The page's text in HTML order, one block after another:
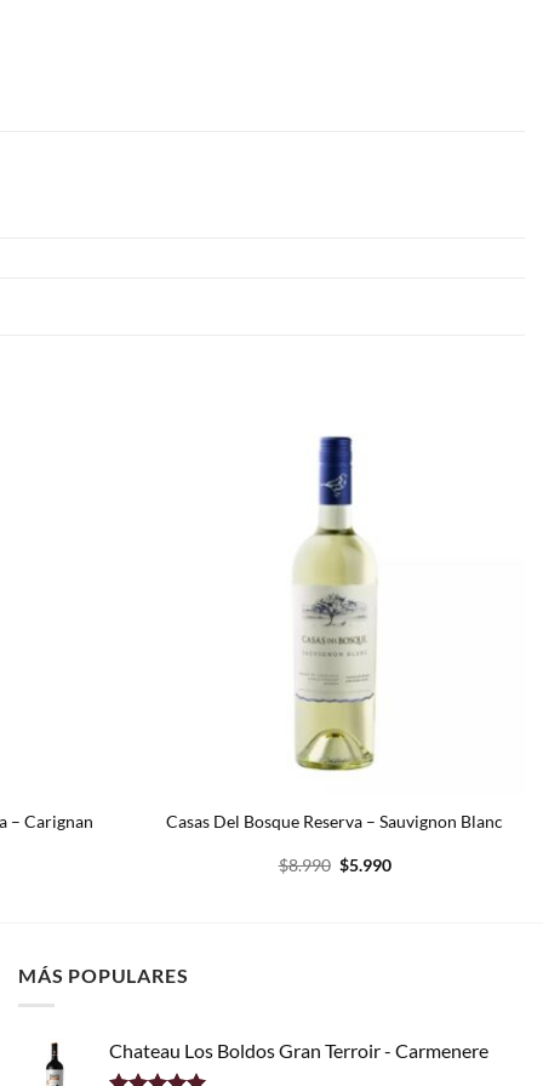
– Carignan Casas Del Bosque Reserva – Sauvignon Blanc
$8.990 El
$5.990El
MÁS POPULARES
Chateau Los Boldos Gran Terroir - Carmenere